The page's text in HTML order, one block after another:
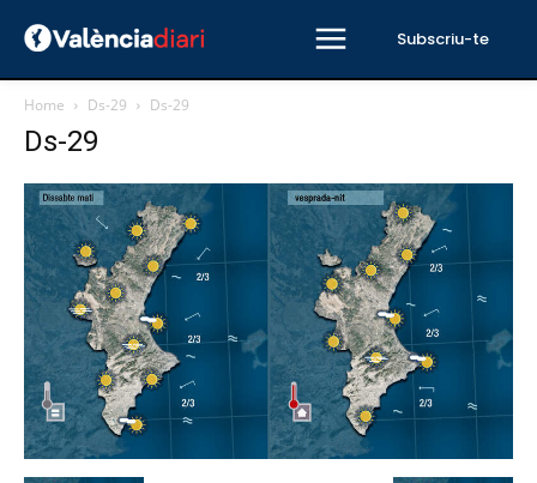
Subscriu-te
Home Ds-29 Ds-29
Ds-29